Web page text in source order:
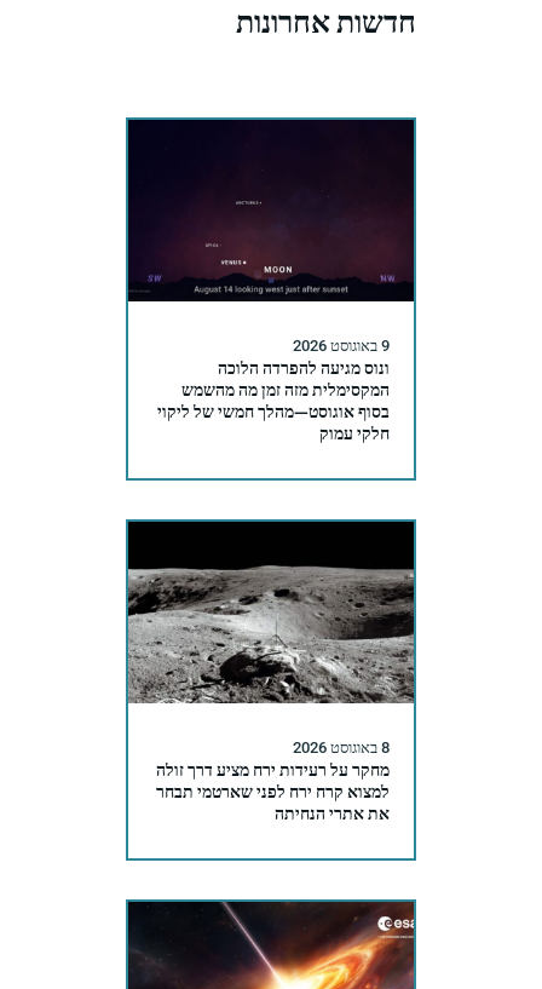
חדשות אחרונות
9 באוגוסט 2026
ונוס מגיעה להפרדה הלוכה
המקסימלית מזה זמן מה מהשמש
בסוף אוגוסט—מהלך חמשי של ליקוי
חלקי עמוק
8 באוגוסט 2026
מחקר על רעידות ירח מציע דרך זולה
למצוא קרח ירח לפני שארטמי תבחר
את אתרי הנחיתה